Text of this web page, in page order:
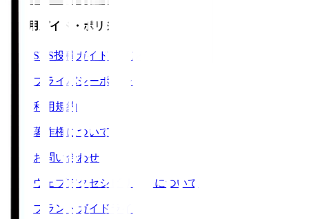
ご利用ガイド・ポリシー
SNS投稿ガイドライン
プライバシーポリシー
利用規約
著作権について
お問い合わせ
ウェブアクセシビリティについて
ブランドガイドライン